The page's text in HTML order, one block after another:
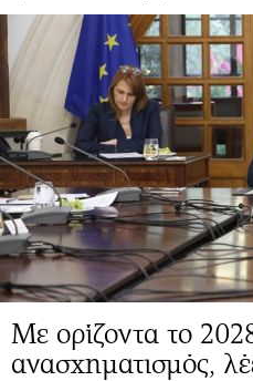
Mε ορίζοντα το
ανασχηματισμός,